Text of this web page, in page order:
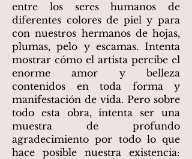
entre los seres humanos de
diferentes colores de piel y para
con nuestros hermanos de hojas,
plumas, pelo y escamas. Intenta
mostrar cómo el artista percibe el
enorme amor y belleza
contenidos en toda forma y
manifestación de vida. Pero sobre
todo esta obra, intenta ser una
muestra de profundo
agradecimiento por todo lo que
hace posible nuestra existencia: